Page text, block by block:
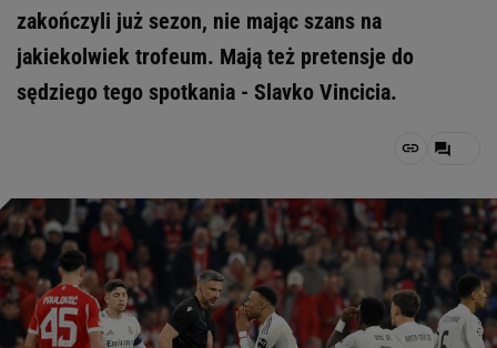
zakończyli już sezon, nie mając szans na
jakiekolwiek trofeum. Mają też pretensje do
sędziego tego spotkania - Slavko Vincicia.